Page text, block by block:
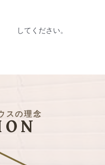
してください。
スの理念